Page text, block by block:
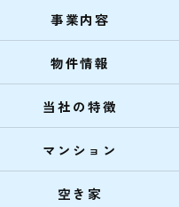
事業内容
物件情報
当社の特徴
マンション
空き家